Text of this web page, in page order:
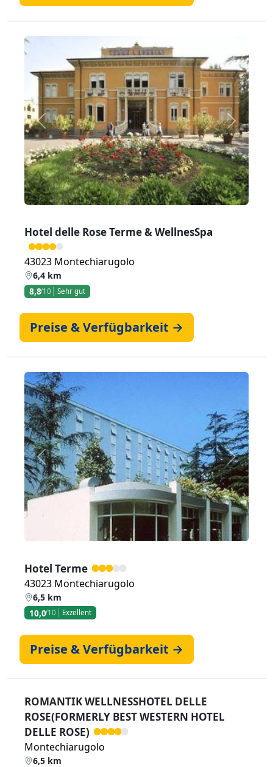
Zurück Weiter
Hotel delle Rose Terme & WellnesSpa
43023 Montechiarugolo
6,4 km
8,8/10 Sehr gut
Preise & Verfügbarkeit →
Zurück Weiter
Hotel Terme
43023 Montechiarugolo
6,5 km
10,0/10 Exzellent
Preise & Verfügbarkeit →
ROMANTIK WELLNESSHOTEL DELLE
ROSE(FORMERLY BEST WESTERN HOTEL
DELLE ROSE)
Montechiarugolo
6,5 km